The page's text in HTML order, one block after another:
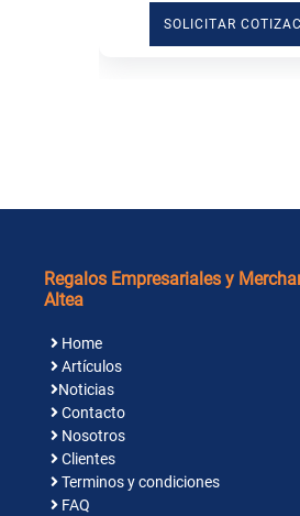
SOLICITAR
Regalos Empresariales y
Altea
Home
Artículos
Noticias
Contacto
Nosotros
Clientes
Terminos y condiciones
FAQ